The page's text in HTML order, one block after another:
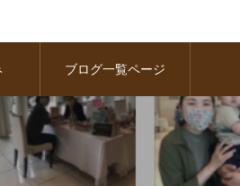
ブログ一覧ページ